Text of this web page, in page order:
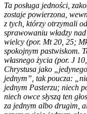
Ta posługa jedności,
zostaje powierzona,
z tych, którzy otrzymali
sprawowaniu władzy
wielcy (por. Mt 20, 25;
spokojnym pastwiskom.
własnego życia (por. J
Chrystusa jako
jednym”, tak poucza:
jednym Pasterzu; niech
niech owce słyszą ten
za jednym albo drugim,